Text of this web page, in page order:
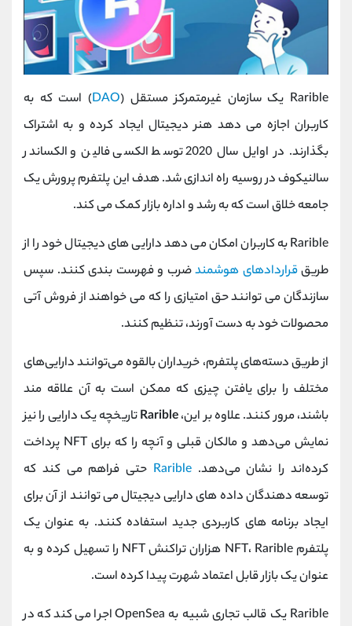
Rarible یک سازمان غیرمتمرکز مستقل ( DAO) است که به
کاربران اجازه می دهد هنر دیجیتال ایجاد کرده و به اشتراک
بگذارند. در اوایل سال 2020 توسط الکسی فالین و الکساندر
سالنیکوف در روسیه راه اندازی شد. هدف این پلتفرم پرورش یک
جامعه خلاق است که به رشد و اداره بازار کمک می کند.
Rarible به کاربران امکان می دهد دارایی های دیجیتال خود را از
طریققراردادهای هوشمندضرب و فهرست بندی کنند. سپس
سازندگان می توانند حق امتیازی را که می خواهند از فروش آتی
محصولات خود به دست آورند، تنظیم کنند.
از طریق دسته‌های پلتفرم، خریداران بالقوه می‌توانند دارایی‌های
مختلف را برای یافتن چیزی که ممکن است به آن علاقه مند
باشند، مرور کنند. علاوه بر این،Raribleتاریخچه یک دارایی را نیز
نمایش می‌دهد و مالکان قبلی و آنچه را که برای NFT پرداخت
کرده‌اند را نشان می‌دهد.Rarible حتی فراهم می کند که
توسعه دهندگان داده های دارایی دیجیتال می توانند از آن برای
ایجاد برنامه های کاربردی جدید استفاده کنند. به عنوان یک
پلتفرم NFT، Rarible هزاران تراکنش NFT را تسهیل کرده و به
عنوان یک بازار قابل اعتماد شهرت پیدا کرده است.
Rarible یک قالب تجاری شبیه به OpenSea اجرا می کند که در